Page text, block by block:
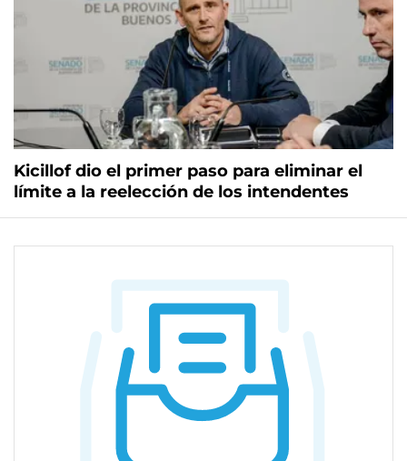
Kicillof dio el primer paso para eliminar el
límite a la reelección de los intendentes